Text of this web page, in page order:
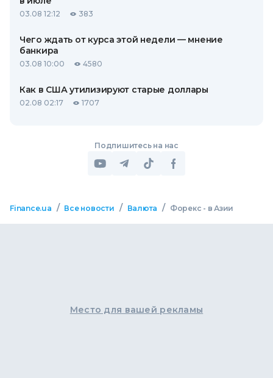
03.08 12:12 383
Чего ждать от курса этой недели — мнение
банкира
03.08 10:00 4580
Как в США утилизируют старые доллары
02.08 02:17 1707
Подпишитесь на нас
Finance.ua / Все новости / Валюта / Форекс - в Азии
Место для вашей рекламы